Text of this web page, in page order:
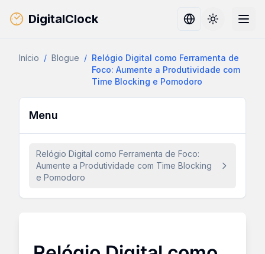
DigitalClock Toggle
Início / Blogue / Relógio Digital como Ferramenta de
Foco: Aumente a Produtividade com
Time Blocking e Pomodoro
Menu
Relógio Digital como Ferramenta de Foco:
Aumente a Produtividade com Time Blocking
e Pomodoro